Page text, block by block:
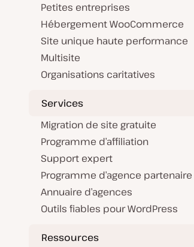
Petites entreprises
Hébergement WooCommerce
Site unique haute performance
Multisite
Organisations caritatives
Services
Migration de site gratuite
Programme d’affiliation
Support expert
Programme d’agence partenaire
Annuaire d’agences
Outils fiables pour WordPress
Ressources